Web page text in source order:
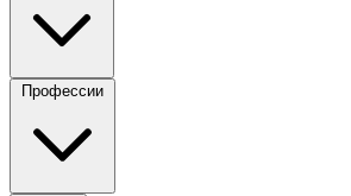
Профессии